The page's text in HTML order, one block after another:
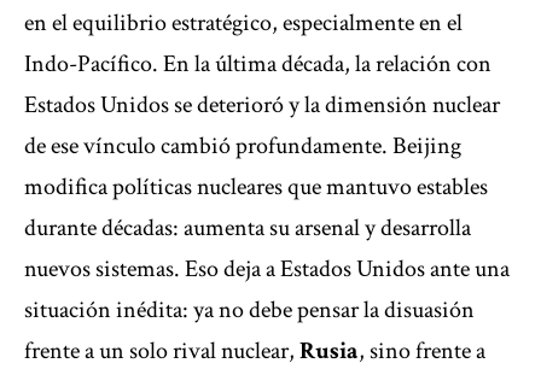
en el equilibrio estratégico, especialmente en el
Indo-Pacífico. En la última década, la relación con
Estados Unidos se deterioró y la dimensión nuclear
de ese vínculo cambió profundamente. Beijing
modifica políticas nucleares que mantuvo estables
durante décadas: aumenta su arsenal y desarrolla
nuevos sistemas. Eso deja a Estados Unidos ante una
situación inédita: ya no debe pensar la disuasión
frente a un solo rival nuclear,Rusia, sino frente a